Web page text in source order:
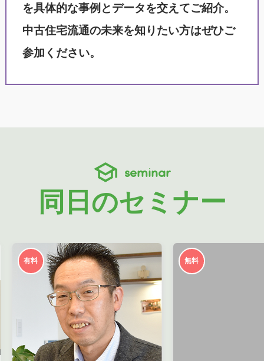
を具体的な事例とデータを交えてご紹介。
中古住宅流通の未来を知りたい方はぜひご
参加ください。
seminar
同日のセミナー
有料 無料